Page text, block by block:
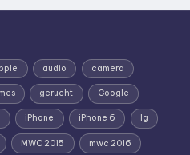
audio camera
gerucht Google
iPhone iPhone 6 lg
MWC 2015 mwc 2016